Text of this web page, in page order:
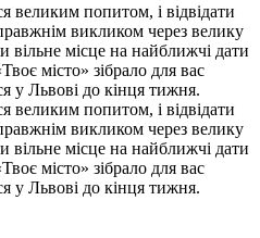
великим попитом, і відвідати
викликом через велику
вільне місце на найближчі дати
місто» зібрало для вас
у Львові до кінця тижня.
великим попитом, і відвідати
викликом через велику
вільне місце на найближчі дати
місто» зібрало для вас
у Львові до кінця тижня.